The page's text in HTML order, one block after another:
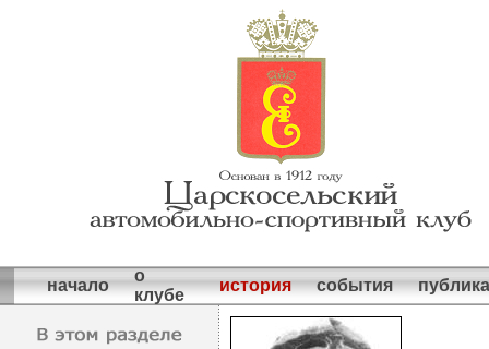
начало
о
клубе
история события